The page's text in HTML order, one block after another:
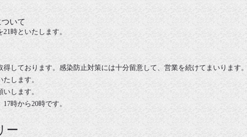
いて
時といたします。
しております。感染防止対策には十分留意して、営業を続けてまいります。
します。
します。
時から20時です。
ー